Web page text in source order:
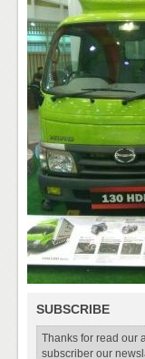
SUBSCRIBE
Thanks for read our
subscriber our